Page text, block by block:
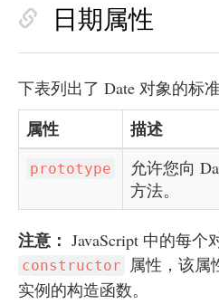
日期属性
下表列出了 Date 对象的标准
属性 描述
prototype
允许您向
方法。
注意： JavaScript 中的每个
constructor
属性，该属
实例的构造函数。